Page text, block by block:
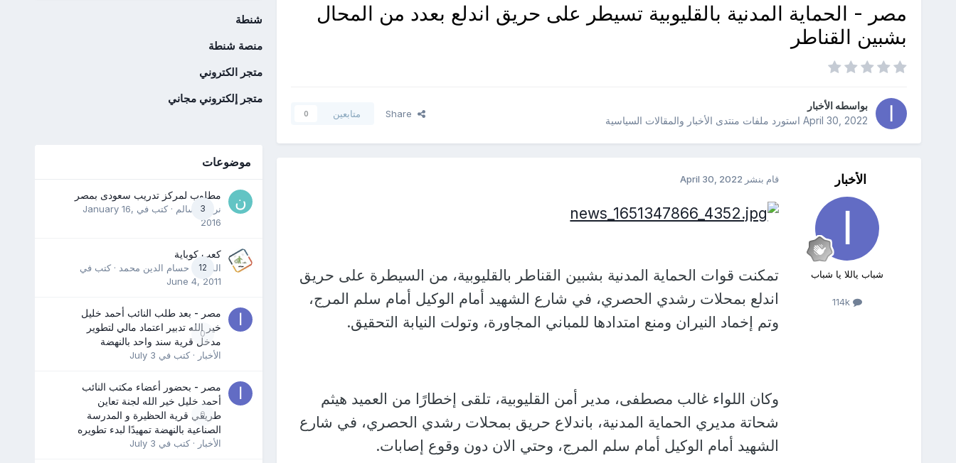
مصر - الحماية المدنية بالقليوبية تسيطر على حريق اندلع بعدد من المحال
بشبين القناطر
بواسطه الأخبار
April 30, 2022استورد ملفات منتدى الأخبار والمقالات السياسية
Share متابعين 0
الأخبار
شباب ياللا يا شباب
114k
قام بنشر April 30, 2022
تمكنت قوات الحماية المدنية بشبين القناطر بالقليوبية، من السيطرة على حريق
اندلع بمحلات رشدي الحصري، في شارع الشهيد أمام الوكيل أمام سلم المرج،
وتم إخماد النيران ومنع امتدادها للمباني المجاورة، وتولت النيابة التحقيق.
وكان اللواء غالب مصطفى، مدير أمن القليوبية، تلقى إخطارًا من العميد هيثم
شحاتة مديري الحماية المدنية، باندلاع حريق بمحلات رشدي الحصري، في شارع
الشهيد أمام الوكيل أمام سلم المرج، وحتي الان دون وقوع إصابات.
شنطة
منصة شنطة
متجر الكتروني
متجر إلكتروني مجاني
موضوعات
3
مطلوب لمركز تدريب سعودى بمصر
نرمين سالم · كتب في January 16,
2016
12
كعب كوباية
المدرب حسام الدين محمد · كتب في
June 4, 2011
0
مصر - بعد طلب النائب أحمد خليل
خير الله تدبير اعتماد مالي لتطوير
مدخل قرية سند واحد بالنهضة
الأخبار · كتب في July 3
0
مصر - بحضور أعضاء مكتب النائب
أحمد خليل خير الله لجنة تعاين
طريقي قرية الحظيرة و المدرسة
الصناعية بالنهضة تمهيدًا لبدء تطويره
الأخبار · كتب في July 3